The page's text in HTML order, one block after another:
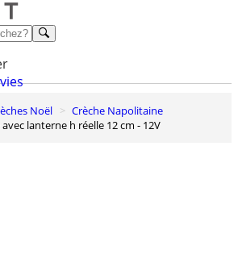
Noël
Crèche Napolitaine
avec lanterne h réelle 12 cm - 12V